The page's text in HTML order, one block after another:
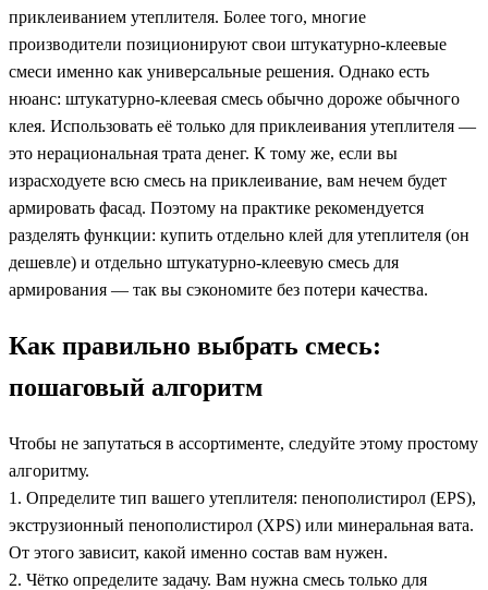
приклеиванием утеплителя. Более того, многие
производители позиционируют свои штукатурно-клеевые
смеси именно как универсальные решения. Однако есть
нюанс: штукатурно-клеевая смесь обычно дороже обычного
клея. Использовать её только для приклеивания утеплителя —
это нерациональная трата денег. К тому же, если вы
израсходуете всю смесь на приклеивание, вам нечем будет
армировать фасад. Поэтому на практике рекомендуется
разделять функции: купить отдельно клей для утеплителя (он
дешевле) и отдельно штукатурно-клеевую смесь для
армирования — так вы сэкономите без потери качества.
Как правильно выбрать смесь:
пошаговый алгоритм
Чтобы не запутаться в ассортименте, следуйте этому простому
алгоритму.
1. Определите тип вашего утеплителя: пенополистирол (EPS),
экструзионный пенополистирол (XPS) или минеральная вата.
От этого зависит, какой именно состав вам нужен.
2. Чётко определите задачу. Вам нужна смесь только для